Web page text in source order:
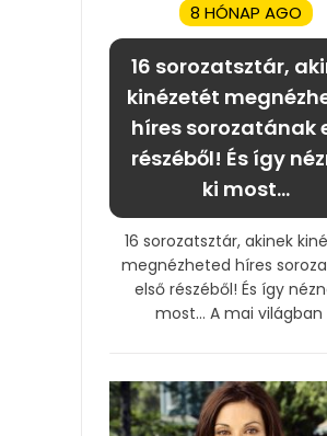
8 HÓNAP AGO
16 sorozatsztár,
kinézetét
híres sorozatának
részéből! És így
ki most…
16 sorozatsztár, akinek
megnézheted híres
első részéből! És így
most… A mai világban